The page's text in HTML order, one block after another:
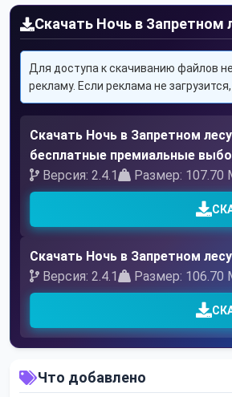
Скачать Ночь в Запретном
Для доступа к скачиванию файлов
рекламу. Если реклама не
Скачать Ночь в Запретном
бесплатные премиальные
Версия: 2.4.1
Размер: 107.70
Скачать Ночь в Запретном
Версия: 2.4.1
Размер: 106.70
Что добавлено